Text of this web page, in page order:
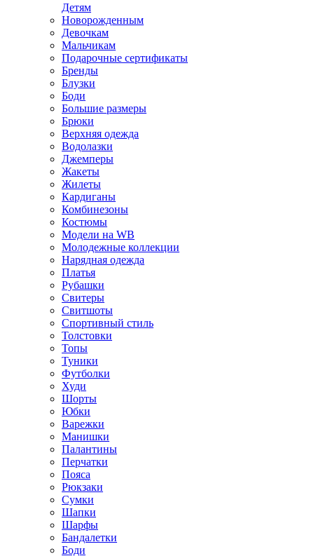
Детям
Новорожденным
Девочкам
Мальчикам
Подарочные сертификаты
Бренды
Блузки
Боди
Большие размеры
Брюки
Верхняя одежда
Водолазки
Джемперы
Жакеты
Жилеты
Кардиганы
Комбинезоны
Костюмы
Модели на WB
Молодежные коллекции
Нарядная одежда
Платья
Рубашки
Свитеры
Свитшоты
Спортивный стиль
Толстовки
Топы
Туники
Футболки
Худи
Шорты
Юбки
Варежки
Манишки
Палантины
Перчатки
Пояса
Рюкзаки
Сумки
Шапки
Шарфы
Бандалетки
Боди